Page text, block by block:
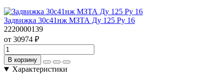
Задвижка 30с41нж МЗТА Ду 125 Ру 16
2220000139
от 30974 ₽
В корзину
Характеристики